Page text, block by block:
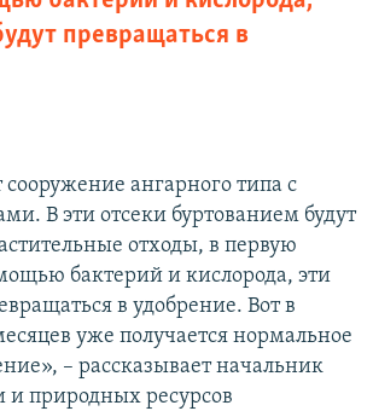
превращаться в
сооружение ангарного типа с
В эти отсеки буртованием будут
отходы, в первую
бактерий и кислорода, эти
в удобрение. Вот в
уже получается нормальное
– рассказывает начальник
и природных ресурсов